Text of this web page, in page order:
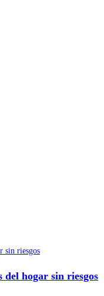
del hogar sin riesgos